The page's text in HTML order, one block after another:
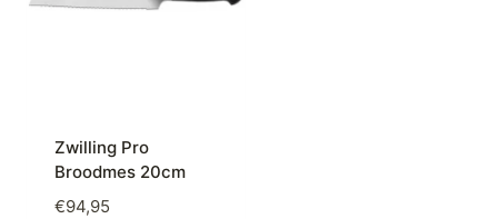
Zwilling Pro
Broodmes 20cm
€94,95